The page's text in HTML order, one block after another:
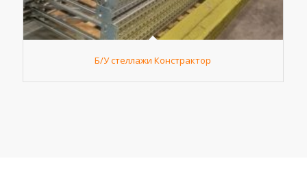
Б/У стеллажи Констрактор